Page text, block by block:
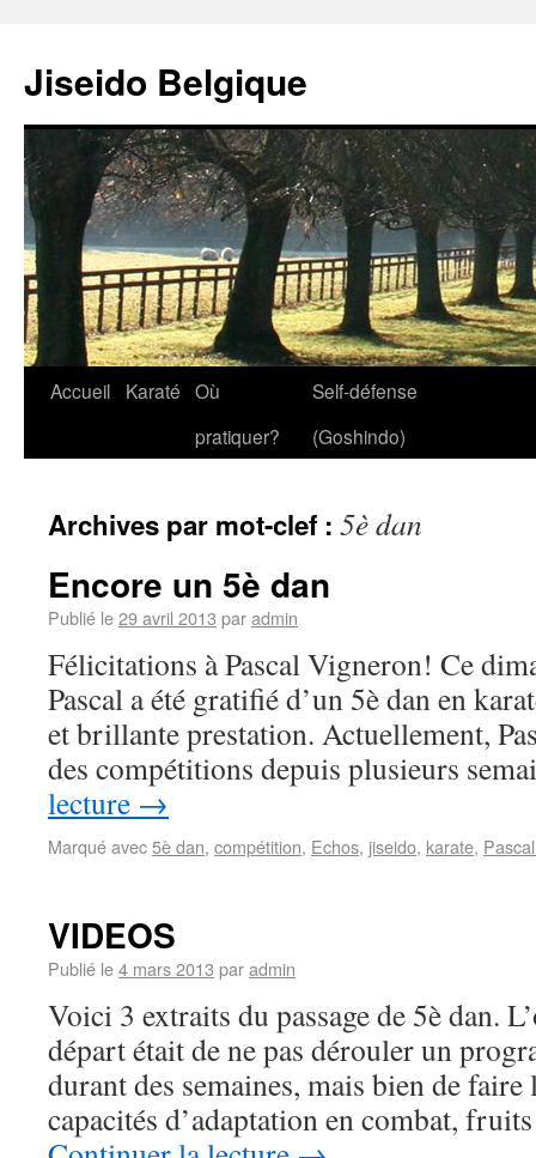
Jiseido Belgique
Accueil Karaté Où
pratiquer?
Self-défense
(Goshindo)
Archives par mot-clef : 5è dan
Encore un 5è dan
Publié le29 avril 2013 paradmin
Félicitations à Pascal Vigneron! Ce
Pascal a été gratifié d’un 5è dan en
et brillante prestation. Actuellement,
des compétitions depuis plusieurs
lecture →
Marqué avec5è dan, compétition, Echos, jiseido, karate,
VIDEOS
Publié le4 mars 2013 paradmin
Voici 3 extraits du passage de 5è dan.
départ était de ne pas dérouler un
durant des semaines, mais bien de
capacités d’adaptation en combat,